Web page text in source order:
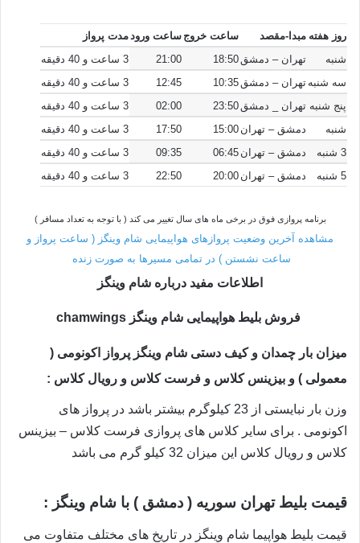
روز هفته مبدا-مقصد ساعت خروج ساعت ورودمدت پرواز
شنبه
تهران – دمشق 18:50
21:00
3 ساعت و 40 دقیقه
سه شنبه تهران – دمشق 10:35
12:45
3 ساعت و 40 دقیقه
پنج شنبه تهران _ دمشق 23:50
02:00
3 ساعت و 40 دقیقه
شنبه
دمشق – تهران 15:00
17:50
3 ساعت و 40 دقیقه
3 شنبه
دمشق – تهران 06:45
09:35
3 ساعت و 40 دقیقه
5 شنبه
دمشق – تهران 20:00
22:50 3 ساعت و 40 دقیقه
برنامه پروازی فوق در برخی ماه های سال تغییر می کند ( با توجه به تعداد مسافر )
مشاهده آخرین وضعیت پروازهای هواپیمایی شام وینگز ( ساعت پرواز و
ساعت نشستن ) در تمامی مسیرها به صورت زنده
اطلاعات مفید درباره شام وینگز
فروش بلیط هواپیمایی شام وینگز chamwings
میزان بار چمدان و کیف دستی شام وینگز پرواز اکونومی (
معمولی ) و بیزینس کلاس و فرست کلاس و رویال کلاس :
وزن بار نبایستی از 23 کیلوگرم بیشتر باشد در پرواز های
اکونومی . برای سایر کلاس های پروازی فرست کلاس – بیزینس
کلاس و رویال کلاس این میزان 32 کیلو گرم می باشد
قیمت بلیط تهران سوریه ( دمشق ) با شام وینگز :
قیمت بلیط هواپیما شام وینگز در تاریخ های مختلف متفاوت می